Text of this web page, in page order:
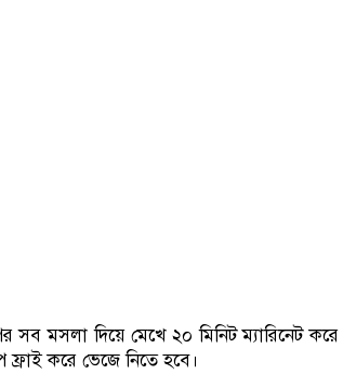
মসলা দিয়ে মেখে ২০ মিনিট ম্যারিনেট করে
করে ভেজে নিতে হবে।